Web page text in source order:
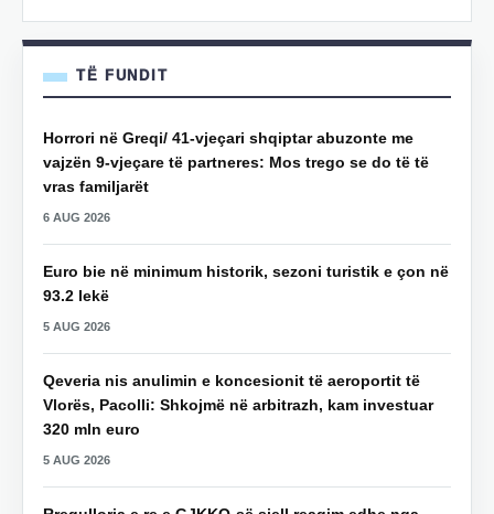
TË FUNDIT
Horrori në Greqi/ 41-vjeçari shqiptar abuzonte me
vajzën 9-vjeçare të partneres: Mos trego se do të të
vras familjarët
6 AUG 2026
Euro bie në minimum historik, sezoni turistik e çon në
93.2 lekë
5 AUG 2026
Qeveria nis anulimin e koncesionit të aeroportit të
Vlorës, Pacolli: Shkojmë në arbitrazh, kam investuar
320 mln euro
5 AUG 2026